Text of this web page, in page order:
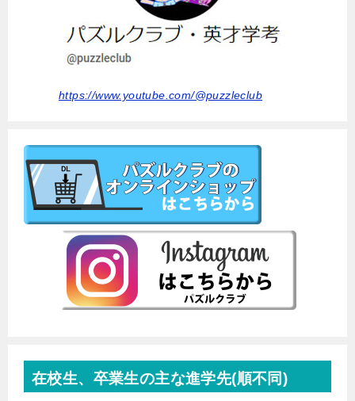
https://www.youtube.com/@puzzleclub
在校生、卒業生の主な進学先(順不同)